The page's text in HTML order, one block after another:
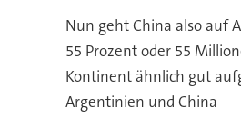
Nun geht China also auf
55 Prozent oder 55
Kontinent ähnlich gut
Argentinien und China